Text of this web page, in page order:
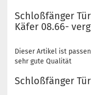
Schloßfänger
Käfer 08.66-
Dieser Artikel ist
sehr gute Qualität
Schloßfänger